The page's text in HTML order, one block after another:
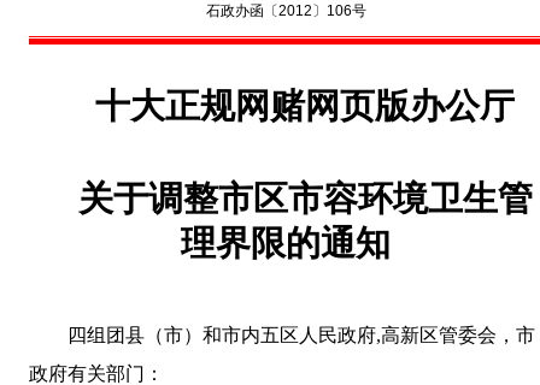
石政办函〔2012〕106号
十大正规网赌网页版办公厅
关于调整市区市容环境卫生管
理界限的通知
四组团县（市）和市内五区人民政府,高新区管委会，市
政府有关部门：